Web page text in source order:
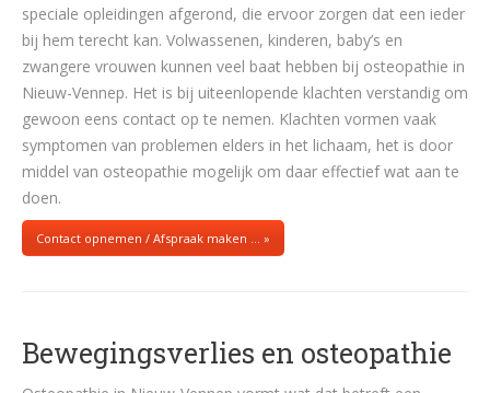
speciale opleidingen afgerond, die ervoor zorgen dat een ieder
bij hem terecht kan. Volwassenen, kinderen, baby’s en
zwangere vrouwen kunnen veel baat hebben bij osteopathie in
Nieuw-Vennep. Het is bij uiteenlopende klachten verstandig om
gewoon eens contact op te nemen. Klachten vormen vaak
symptomen van problemen elders in het lichaam, het is door
middel van osteopathie mogelijk om daar effectief wat aan te
doen.
Contact opnemen / Afspraak maken … »
Bewegingsverlies en osteopathie